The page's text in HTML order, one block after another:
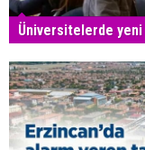
Üniversitelerde yeni